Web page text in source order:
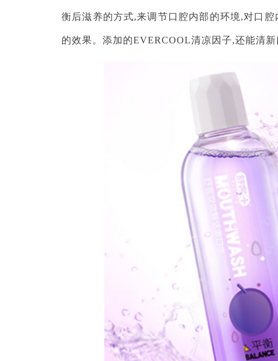
衡后滋养的方式,来调节口腔内部的环境,对口
的效果。添加的EVERCOOL清凉因子,还能清新